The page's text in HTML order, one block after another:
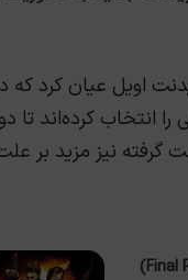
کرده‌اند تا دوز
هنر طراحی «اتاق آخر» (Final Room)